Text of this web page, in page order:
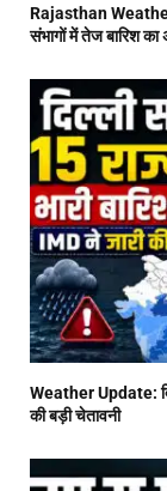
Rajasthan
संभागों में तेज बारिश का
Weather Update:
की बड़ी चेतावनी